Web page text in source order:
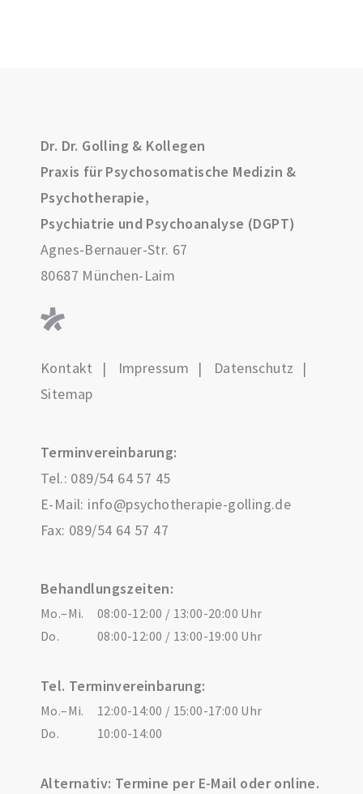
Dr. Dr. Golling & Kollegen
Praxis für Psychosomatische Medizin &
Psychotherapie,
Psychiatrie und Psychoanalyse (DGPT)
Agnes-Bernauer-Str. 67
80687 München-Laim
Kontakt Impressum
Datenschutz
Sitemap
Terminvereinbarung:
Tel.: 089/54 64 57 45
E-Mail: info@psychotherapie-golling.de
Fax: 089/54 64 57 47
Behandlungszeiten:
Mo.–Mi.
08:00-12:00 / 13:00-20:00 Uhr
Do.
08:00-12:00 / 13:00-19:00 Uhr
Tel. Terminvereinbarung:
Mo.–Mi.
12:00-14:00 / 15:00-17:00 Uhr
Do.
10:00-14:00
Alternativ: Termine per E-Mail oder online.